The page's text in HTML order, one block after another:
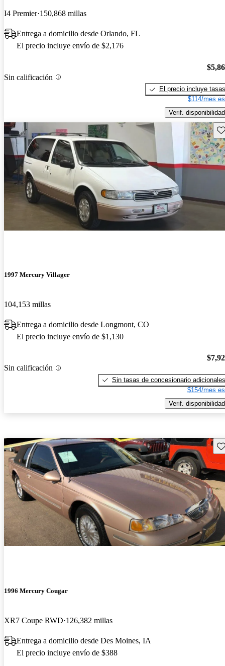
I4 Premier 150,868 millas
Entrega a domicilio desde Orlando, FL
El precio incluye envío de $2,176
Sin calificación
El precio incluye tasas
$114/mes
Verif. disponibilidad
1997 Mercury Villager
104,153 millas
Entrega a domicilio desde Longmont, CO
El precio incluye envío de $1,130
Sin calificación
Sin tasas de concesionario adicionales
$154/mes
Verif. disponibilidad
1996 Mercury Cougar
XR7 Coupe RWD 126,382 millas
Entrega a domicilio desde Des Moines, IA
El precio incluye envío de $388